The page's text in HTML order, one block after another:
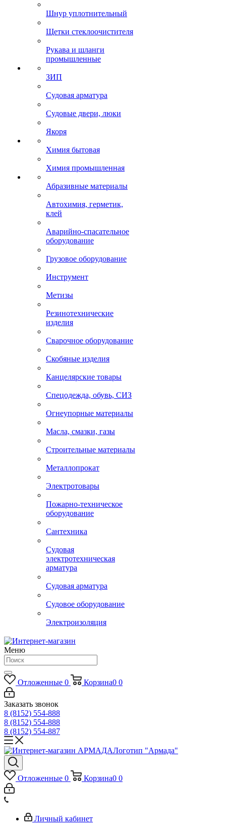
Шнур уплотнительный
Щетки стеклоочистителя
Рукава и шланги
промышленные
ЗИП
Судовая арматура
Судовые двери, люки
Якоря
Химия бытовая
Химия промышленная
Абразивные материалы
Автохимия, герметик,
клей
Аварийно-спасательное
оборудование
Грузовое оборудование
Инструмент
Метизы
Резинотехнические
изделия
Сварочное оборудование
Скобяные изделия
Канцелярские товары
Спецодежда, обувь, СИЗ
Огнеупорные материалы
Масла, смазки, газы
Строительные материалы
Металлопрокат
Электротовары
Пожарно-техническое
оборудование
Сантехника
Судовая
электротехническая
арматура
Судовая арматура
Судовое оборудование
Электроизоляция
Меню
Отложенные 0 Корзина0 0
Заказать звонок
8 (8152) 554-888
8 (8152) 554-888
8 (8152) 554-887
Логотип "Армада"
Отложенные 0 Корзина0 0
Личный кабинет